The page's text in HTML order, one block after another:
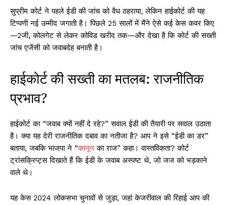
सुप्रीम कोर्ट ने पहले ईडी की जांच को वैध ठहराया, लेकिन हाईकोर्ट की यह
टिप्पणी नई उम्मीद जगाती है। पिछले 25 सालों में मैंने ऐसे कई केस कवर किए
—2जी, कोलगेट से लेकर कोविड खरीद तक—और देखा है कि कोर्ट की सख्ती
जांच एजेंसी को जवाबदेह बनाती है।
हाईकोर्ट की सख्ती का मतलब: राजनीतिक
प्रभाव?
हाईकोर्ट का “जवाब क्यों नहीं दे रहे?” सवाल ईडी की तैयारी पर सवाल उठाता
है। क्या यह देरी राजनीतिक दबाव का नतीजा है? आप ने इसे “ईडी का डर”
बताया, जबकि भाजपा ने “कानून का राज” कहा। वास्तविकता? कोर्ट
ट्रांसक्रिप्ट्स दिखाते हैं कि ईडी के जवाब अस्पष्ट थे, जो जज को भड़काने
वाले थे।
यह केस 2024 लोकसभा चुनावों से जुड़ा, जहां केजरीवाल की रिहाई आप की